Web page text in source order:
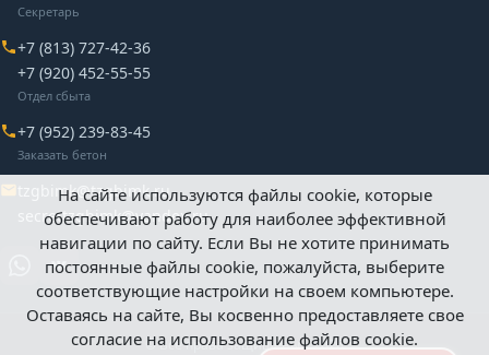
Секретарь
+7 (813) 727-42-36
+7 (920) 452-55-55
Отдел сбыта
+7 (952) 239-83-45
Заказать бетон
tzgbimk@tzgbimk.ru
secrettzgbimk@yandex.ru
©Все права защищены – 2026
На сайте используются файлы cookie, которые
обеспечивают работу для наиболее эффективной
навигации по сайту. Если Вы не хотите принимать
постоянные файлы cookie, пожалуйста, выберите
соответствующие настройки на своем компьютере.
Оставаясь на сайте, Вы косвенно предоставляете свое
согласие на использование файлов cookie.